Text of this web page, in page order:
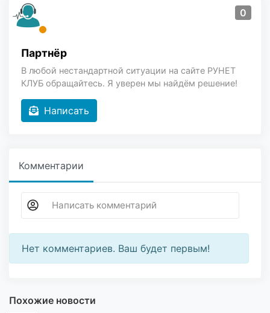
0
Партнёр
В любой нестандартной ситуации на сайте РУНЕТ
КЛУБ обращайтесь. Я уверен мы найдём решение!
Написать
Комментарии
Нет комментариев. Ваш будет первым!
Похожие новости